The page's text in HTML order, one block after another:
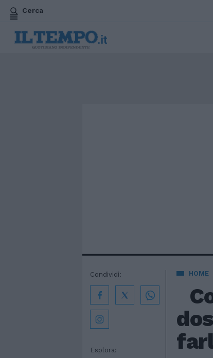
Cerca
HOME
Esplora:
Condividi: